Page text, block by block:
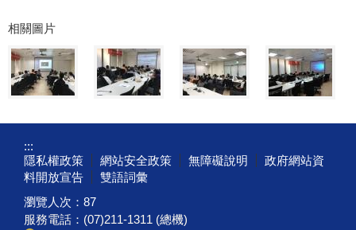
相關圖片
:::
隱私權政策
網站安全政策 無障礙說明
政府網站資
料開放宣告
雙語詞彙
瀏覽人次： 87
服務電話：(07)211-1311 (總機)